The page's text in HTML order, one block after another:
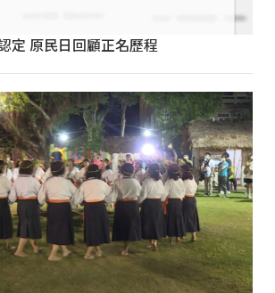
定 原民日回顧正名歷程